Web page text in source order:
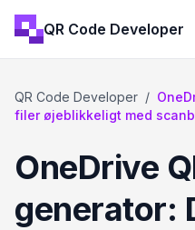
QR Code Developer
QR Code Developer /
filer øjeblikkeligt med
OneDrive
generator: